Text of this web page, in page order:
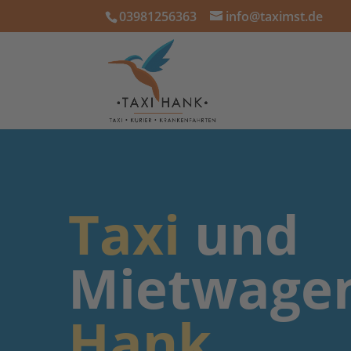
03981256363 info@taximst.de
Taxi und